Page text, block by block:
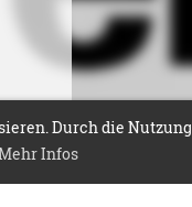
Durch die Nutzung
Infos